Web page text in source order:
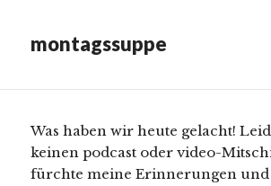
montagssuppe
mehr
Inhalt
anzuzeigen
Was haben wir heute gelacht!
keinen podcast oder video-
fürchte meine Erinnerungen